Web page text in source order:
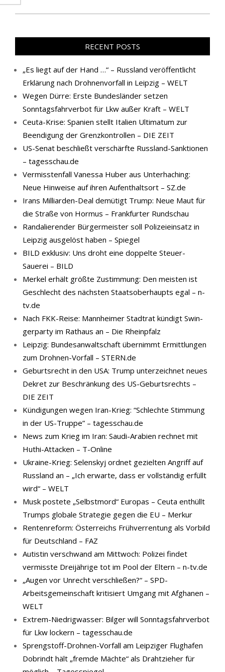
RECENT POSTS
„Es liegt auf der Hand …“ – Russland veröffentlicht
Erklärung nach Drohnenvorfall in Leipzig – WELT
Wegen Dürre: Erste Bundesländer setzen
Sonntagsfahrverbot für Lkw außer Kraft – WELT
Ceuta-Krise: Spanien stellt Italien Ultimatum zur
Beendigung der Grenzkontrollen – DIE ZEIT
US-Senat beschließt verschärfte Russland-Sanktionen
– tagesschau.de
Vermisstenfall Vanessa Huber aus Unterhaching:
Neue Hinweise auf ihren Aufenthaltsort – SZ.de
Irans Milliarden-Deal demütigt Trump: Neue Maut für
die Straße von Hormus – Frankfurter Rundschau
Randalierender Bürgermeister soll Polizeieinsatz in
Leipzig ausgelöst haben – Spiegel
BILD exklusiv: Uns droht eine doppelte Steuer-
Sauerei – BILD
Merkel erhält größte Zustimmung: Den meisten ist
Geschlecht des nächsten Staatsoberhaupts egal – n-
tv.de
Nach FKK-​Reise: Mann­hei­mer Stadt­rat kün­digt Swin­
ger­par­ty im Rat­haus an – Die Rheinpfalz
Leipzig: Bundesanwaltschaft übernimmt Ermittlungen
zum Drohnen-Vorfall – STERN.de
Geburtsrecht in den USA: Trump unterzeichnet neues
Dekret zur Beschränkung des US-Geburtsrechts –
DIE ZEIT
Kündigungen wegen Iran-Krieg: “Schlechte Stimmung
in der US-Truppe” – tagesschau.de
News zum Krieg im Iran: Saudi-Arabien rechnet mit
Huthi-Attacken – T-Online
Ukraine-Krieg: Selenskyj ordnet gezielten Angriff auf
Russland an – „Ich erwarte, dass er vollständig erfüllt
wird“ – WELT
Musk postete „Selbstmord“ Europas – Ceuta enthüllt
Trumps globale Strategie gegen die EU – Merkur
Rentenreform: Österreichs Frühverrentung als Vorbild
für Deutschland – FAZ
Autistin verschwand am Mittwoch: Polizei findet
vermisste Dreijährige tot im Pool der Eltern – n-tv.de
„Augen vor Unrecht verschließen?“ – SPD-
Arbeitsgemeinschaft kritisiert Umgang mit Afghanen –
WELT
Extrem-Niedrigwasser: Bilger will Sonntagsfahrverbot
für Lkw lockern – tagesschau.de
Sprengstoff-Drohnen-Vorfall am Leipziger Flughafen
Dobrindt hält „fremde Mächte“ als Drahtzieher für